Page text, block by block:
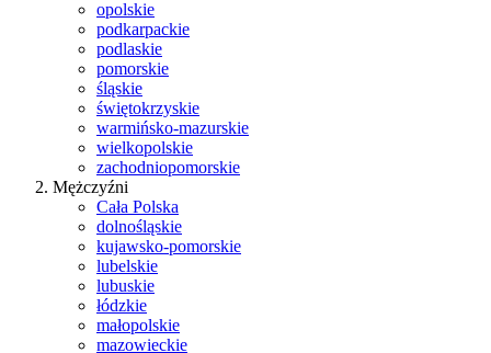
opolskie
podkarpackie
podlaskie
pomorskie
śląskie
świętokrzyskie
warmińsko-mazurskie
wielkopolskie
zachodniopomorskie
Mężczyźni
Cała Polska
dolnośląskie
kujawsko-pomorskie
lubelskie
lubuskie
łódzkie
małopolskie
mazowieckie